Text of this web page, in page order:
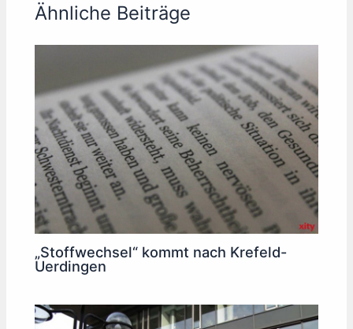
Ähnliche Beiträge
„Stoffwechsel“ kommt nach Krefeld-
Uerdingen